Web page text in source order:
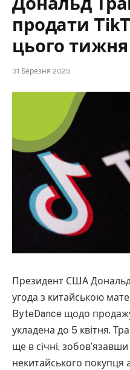
продати
цього тижня
31 Березня 2025
Президент США
угода з китайською
ByteDance щодо
укладена до 5 квітня.
ще в січні,
некитайського покупця